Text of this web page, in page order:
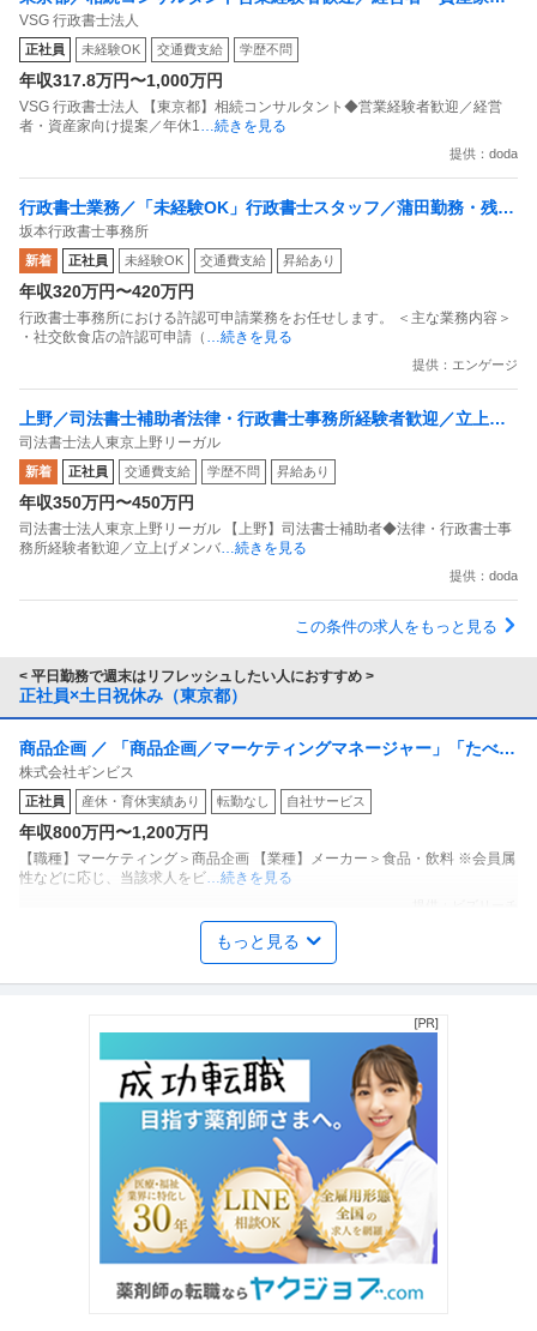
け提案／年休124日
VSG 行政書士法人
正社員 未経験OK 交通費支給 学歴不問
年収317.8万円〜1,000万円
VSG 行政書士法人 【東京都】相続コンサルタント◆営業経験者歓迎／経営
者・資産家向け提案／年休1…続きを見る
提供：doda
行政書士業務／「未経験OK」行政書士スタッフ／蒲田勤務・残業
月10h程度・賞与年2回
坂本行政書士事務所
新着 正社員 未経験OK 交通費支給 昇給あり
年収320万円〜420万円
行政書士事務所における許認可申請業務をお任せします。 ＜主な業務内容＞
・社交飲食店の許認可申請（ …続きを見る
提供：エンゲージ
上野／司法書士補助者法律・行政書士事務所経験者歓迎／立上げ
メンバー／土日祝休／登記特化で裁量
司法書士法人東京上野リーガル
新着 正社員 交通費支給 学歴不問 昇給あり
年収350万円〜450万円
司法書士法人東京上野リーガル 【上野】司法書士補助者◆法律・行政書士事
務所経験者歓迎／立上げメンバ…続きを見る
提供：doda
この条件の求人をもっと見る
< 平日勤務で週末はリフレッシュしたい人におすすめ >
正社員×土日祝休み（東京都）
商品企画 ／ 「商品企画／マーケティングマネージャー」「たべっ
子どうぶつ」でお馴染みのお菓子メーカー ギンビス「「しみチョ
ココーン」「アスパラガス」などのロングセラー商品を製造／土
日祝休み／転勤なし／勤務地日本橋」（株式会社ギンビス）
株式会社ギンビス
正社員 産休・育休実績あり 転勤なし 自社サービス
年収800万円〜1,200万円
【職種】マーケティング＞商品企画 【業種】メーカー＞食品・飲料 ※会員属
性などに応じ、当該求人をビ…続きを見る
年収1000万円も可能×土日祝休み／外国人人材紹介の法人営業／
マネジメント業務
上野グループホールディングス株式会社
【年収1000万円も可能×土日祝休み】外国人人材紹介の法人営業｜マネジメ
ント業務 【高収入！稼ぐな…続きを見る
提供：上野グループホールディングス株式会社
社会福祉士 資格必須／医療ソーシャルワーカー／土日祝休み／M
医療法人社団真清の会/南多摩クリニック
交通費支給 昇給あり 土日休み
月給20万円〜30万円
＜土曜日・日曜日・祝日休み＞整形外科・内科・訪問診療クリニックにて訪
問診療相談員のお仕事です＠町田…続きを見る
もっと見る